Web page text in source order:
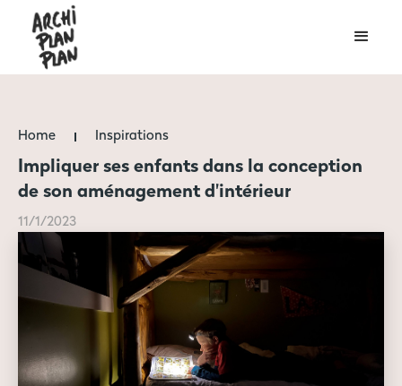
Home Inspirations
Impliquer ses enfants dans la conception
de son aménagement d'intérieur
11/1/2023